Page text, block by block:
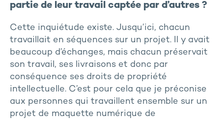
partie de leur travail captée par d’autres ?
Cette inquiétude existe. Jusqu’ici, chacun
travaillait en séquences sur un projet. Il y avait
beaucoup d’échanges, mais chacun préservait
son travail, ses livraisons et donc par
conséquence ses droits de propriété
intellectuelle. C’est pour cela que je préconise
aux personnes qui travaillent ensemble sur un
projet de maquette numérique de